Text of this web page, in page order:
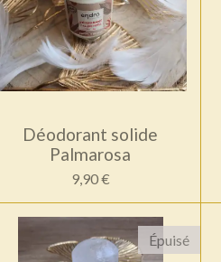
Déodorant solide
Palmarosa
9,90 €
Épuisé